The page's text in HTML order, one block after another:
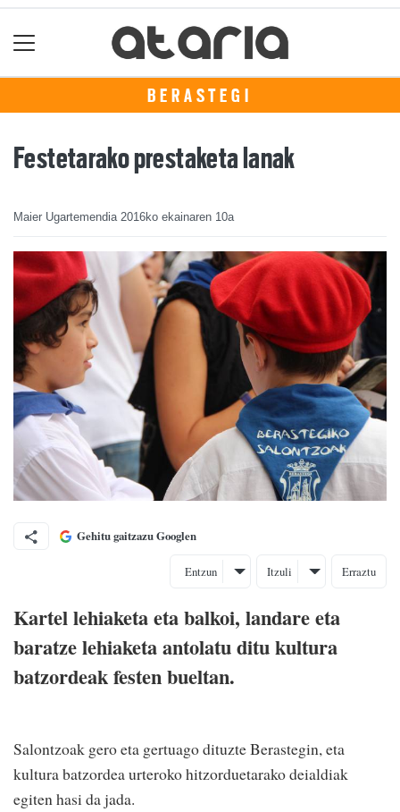
BERASTEGI
Festetarako prestaketa lanak
Maier Ugartemendia 2016ko ekainaren 10a
Gehitu gaitzazu Googlen
Entzun Itzuli Erraztu
Kartel lehiaketa eta balkoi, landare eta
baratze lehiaketa antolatu ditu kultura
batzordeak festen bueltan.
Salontzoak gero eta gertuago dituzte Berastegin, eta
kultura batzordea urteroko hitzorduetarako deialdiak
egiten hasi da jada.